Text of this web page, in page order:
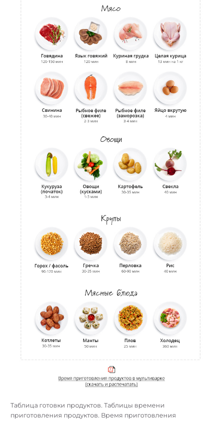
Таблица готовки продуктов. Таблицы времени
приготовления продуктов. Время приготовления